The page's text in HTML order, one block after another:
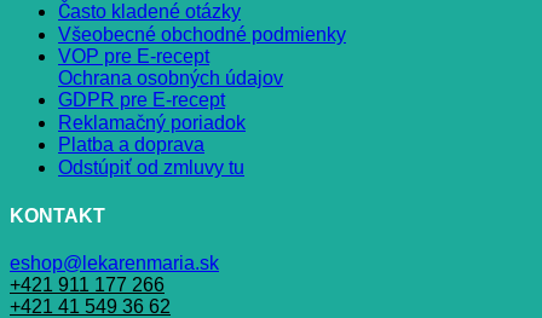
Často kladené otázky
Všeobecné obchodné podmienky
VOP pre E-recept
Ochrana osobných údajov
GDPR pre E-recept
Reklamačný poriadok
Platba a doprava
Odstúpiť od zmluvy tu
KONTAKT
eshop@lekarenmaria.sk
+421 911 177 266
+421 41 549 36 62